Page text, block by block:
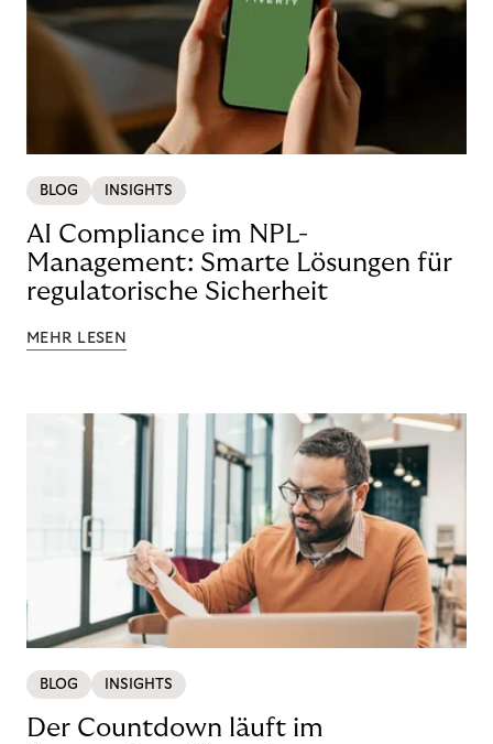
BLOG INSIGHTS
AI Compliance im NPL-
Management: Smarte Lösungen für
regulatorische Sicherheit
MEHR LESEN
BLOG INSIGHTS
Der Countdown läuft im